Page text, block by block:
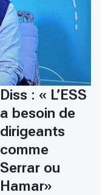
Diss : « L’ESS
a besoin de
dirigeants
comme
Serrar ou
Hamar»